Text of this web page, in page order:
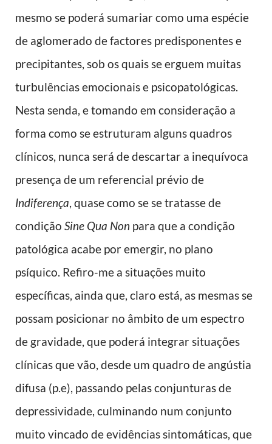
mesmo se poderá sumariar como uma espécie
de aglomerado de factores predisponentes e
precipitantes, sob os quais se erguem muitas
turbulências emocionais e psicopatológicas.
Nesta senda, e tomando em consideração a
forma como se estruturam alguns quadros
clínicos, nunca será de descartar a inequívoca
presença de um referencial prévio de
Indiferença, quase como se se tratasse de
condição Sine Qua Non para que a condição
patológica acabe por emergir, no plano
psíquico. Refiro-me a situações muito
específicas, ainda que, claro está, as mesmas se
possam posicionar no âmbito de um espectro
de gravidade, que poderá integrar situações
clínicas que vão, desde um quadro de angústia
difusa (p.e), passando pelas conjunturas de
depressividade, culminando num conjunto
muito vincado de evidências sintomáticas, que